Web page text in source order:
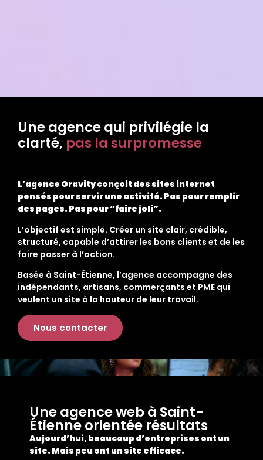
Une agence qui privilégie la
clarté, pas la surpromesse
L’agence Gravity conçoit des sites internet
pensés pour servir une activité. Pas pour remplir
des pages. Pas pour “faire joli”.
L’objectif est simple. Créer un site clair, crédible,
structuré, capable d’attirer les bons clients et de les
faire passer à l’action.
Basée à Saint-Étienne, l’agence accompagne des
indépendants, artisans, commerçants et PME qui
veulent un site à la hauteur de leur travail.
Nous contacter
Une agence web à Saint-
Étienne orientée résultats
Aujourd’hui, beaucoup d’entreprises ont un
site. Mais peu ont un site efficace.